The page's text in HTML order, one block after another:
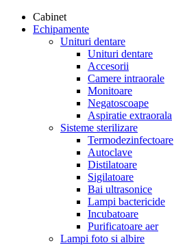
Cabinet
Echipamente
Unituri dentare
Unituri dentare
Accesorii
Camere intraorale
Monitoare
Negatoscoape
Aspiratie extraorala
Sisteme sterilizare
Termodezinfectoare
Autoclave
Distilatoare
Sigilatoare
Bai ultrasonice
Lampi bactericide
Incubatoare
Purificatoare aer
Lampi foto si albire